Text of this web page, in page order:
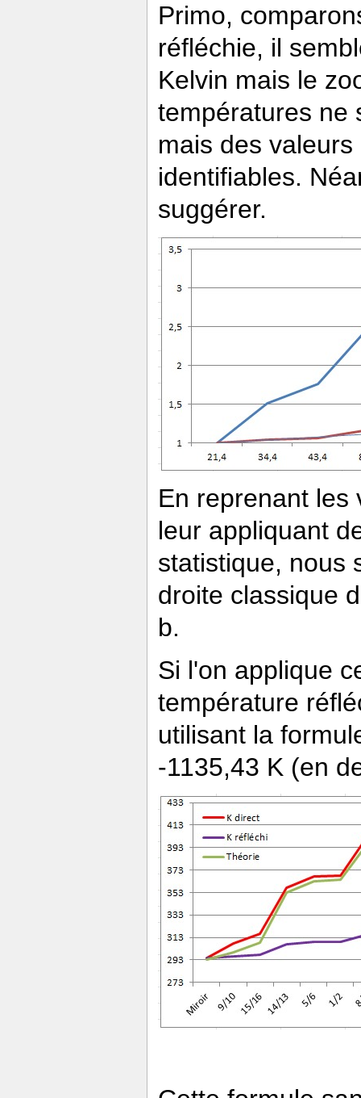
Primo,
réfléchie, il
Kelvin mais le
températures ne
mais des
identifiables.
suggérer.
En reprenant les
leur appliquant
statistique, nous
droite classique
b.
Si l'on applique
température
utilisant la
-1135,43 K (en